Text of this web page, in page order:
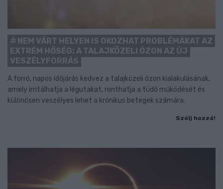
NEM VÁRT HELYEN IS OKOZHAT PROBLÉMÁKAT AZ
EXTRÉM HŐSÉG: A TALAJKÖZELI ÓZON AZ ÚJ
VESZÉLYFORRÁS
A forró, napos időjárás kedvez a talajközeli ózon kialakulásának,
amely irritálhatja a légutakat, ronthatja a tüdő működését és
különösen veszélyes lehet a krónikus betegek számára.
Szólj hozzá!